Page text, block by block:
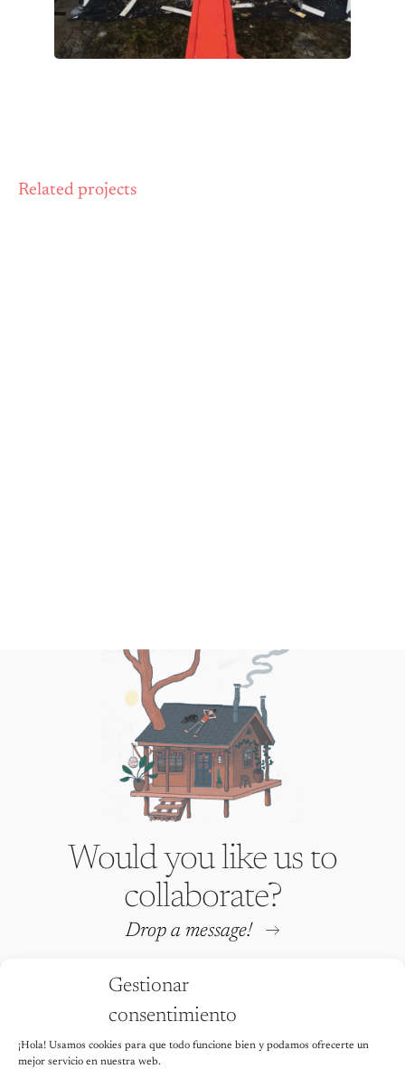
Gestionar
consentimiento
¡Hola! Usamos cookies para que todo funcione bien y podamos ofrecerte un
mejor servicio en nuestra web.
Related projects
Would you like us to
collaborate?
Drop a message!
Iria Fafián © 2026 All rights